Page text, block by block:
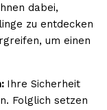
dabei,
zu entdecken
um einen
Ihre Sicherheit
Folglich setzen